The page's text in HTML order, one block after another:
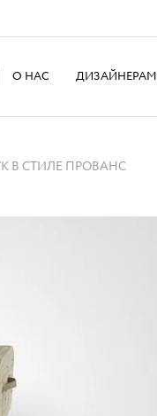
О НАС ДИЗАЙНЕРАМ
В СТИЛЕ ПРОВАНС